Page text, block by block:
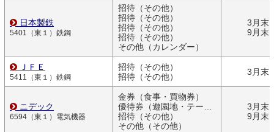
日本製鉄
5401（東１）鉄鋼
招待（その他）
招待（その他）
招待（その他）
招待（その他）
その他（カレンダー）
3月末
9月末
ＪＦＥ
5411（東１）鉄鋼
招待（その他）
招待（その他）
3月末
ニデック
6594（東１）電気機器
金券（食事・買物券）
優待券（遊園地・テーマパーク）
招待（その他）
その他（その他）
3月末
9月末